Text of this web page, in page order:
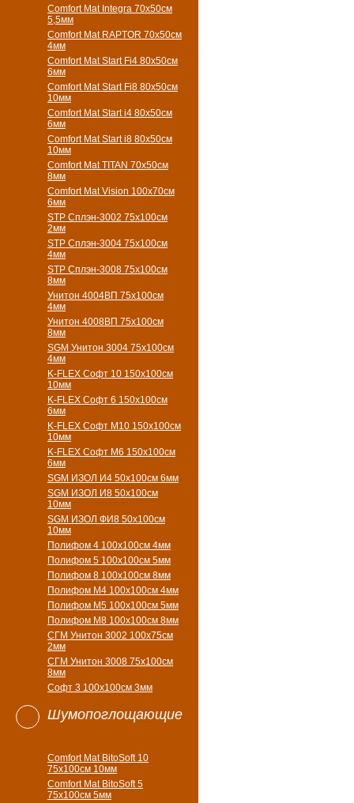
Comfort Mat Integra 70х50см
5,5мм
Comfort Mat RAPTOR 70х50см
4мм
Comfort Mat Start Fi4 80х50см
6мм
Comfort Mat Start Fi8 80х50см
10мм
Comfort Mat Start i4 80х50см
6мм
Comfort Mat Start i8 80х50см
10мм
Comfort Mat TITAN 70х50см
8мм
Comfort Mat Vision 100х70см
6мм
STP Сплэн-3002 75х100см
2мм
STP Сплэн-3004 75х100см
4мм
STP Сплэн-3008 75х100см
8мм
Унитон 4004ВП 75х100см
4мм
Унитон 4008ВП 75х100см
8мм
SGM Унитон 3004 75х100см
4мм
K-FLEX Софт 10 150х100см
10мм
K-FLEX Софт 6 150х100см
6мм
K-FLEX Софт М10 150х100см
10мм
K-FLEX Софт М6 150х100см
6мм
SGM ИЗОЛ И4 50х100см 6мм
SGM ИЗОЛ И8 50х100см
10мм
SGM ИЗОЛ ФИ8 50х100см
10мм
Полифом 4 100х100см 4мм
Полифом 5 100х100см 5мм
Полифом 8 100х100см 8мм
Полифом М4 100х100см 4мм
Полифом М5 100х100см 5мм
Полифом М8 100х100см 8мм
СГМ Унитон 3002 100х75см
2мм
СГМ Унитон 3008 75х100см
8мм
Софт 3 100х100см 3мм
Шумопоглощающие
Comfort Mat BitoSoft 10
75x100см 10мм
Comfort Mat BitoSoft 5
75x100см 5мм